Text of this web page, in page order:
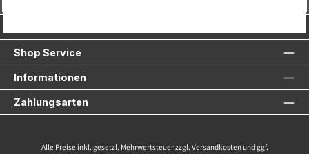
Shop Service
Informationen
Zahlungsarten
Alle Preise inkl. gesetzl. Mehrwertsteuer zzgl. Versandkostenund ggf.